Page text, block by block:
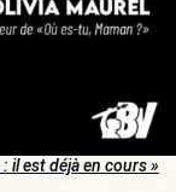
il est déjà en cours »